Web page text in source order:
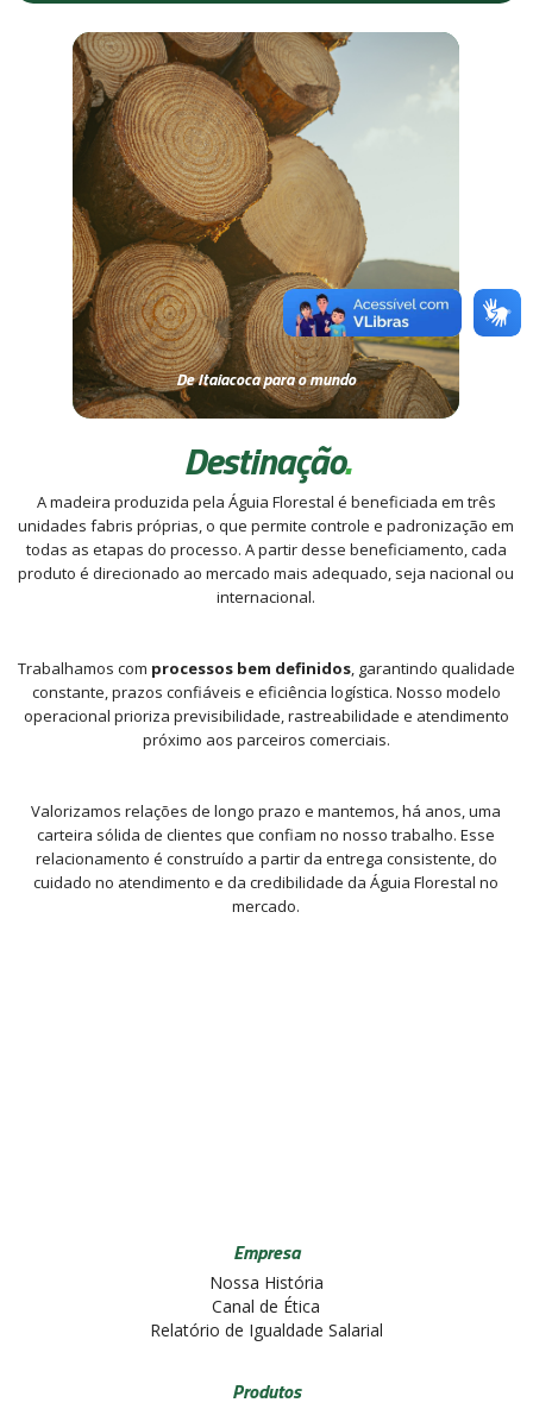
De Itaiacoca para o mundo
Destinação.
A madeira produzida pela Águia Florestal é beneficiada em três
unidades fabris próprias, o que permite controle e padronização em
todas as etapas do processo. A partir desse beneficiamento, cada
produto é direcionado ao mercado mais adequado, seja nacional ou
internacional.
Trabalhamos com processos bem definidos, garantindo qualidade
constante, prazos confiáveis e eficiência logística. Nosso modelo
operacional prioriza previsibilidade, rastreabilidade e atendimento
próximo aos parceiros comerciais.
Valorizamos relações de longo prazo e mantemos, há anos, uma
carteira sólida de clientes que confiam no nosso trabalho. Esse
relacionamento é construído a partir da entrega consistente, do
cuidado no atendimento e da credibilidade da Águia Florestal no
mercado.
Empresa
Nossa História
Canal de Ética
Relatório de Igualdade Salarial
Produtos